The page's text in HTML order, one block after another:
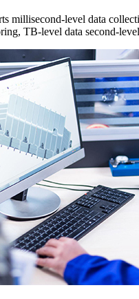
millisecond-level data
TB-level data second-